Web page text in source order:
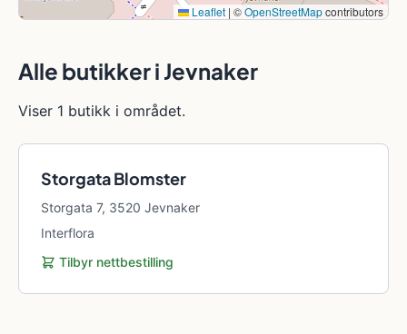
Leaflet | ©OpenStreetMapcontributors
Alle butikker i Jevnaker
Viser 1 butikk i området.
Storgata Blomster
Storgata 7, 3520 Jevnaker
Interflora
Tilbyr nettbestilling